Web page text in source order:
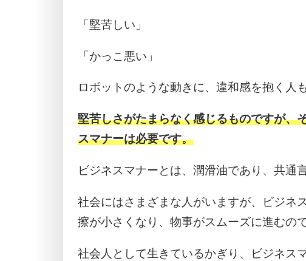
「堅苦しい」
「かっこ悪い」
ロボットのような動きに、違和感を抱く人
堅苦しさがたまらなく感じるものですが、
スマナーは必要です。
ビジネスマナーとは、潤滑油であり、共通
社会にはさまざまな人がいますが、ビジネ
擦が小さくなり、物事がスムーズに進むので
社会人として生きているかぎり、ビジネス